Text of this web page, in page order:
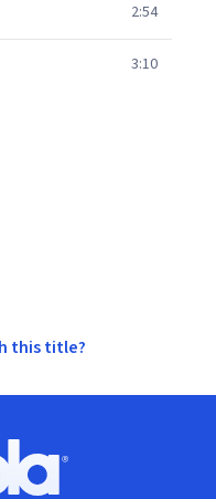
2:54
3:10
this title?
logo, Go to homepage